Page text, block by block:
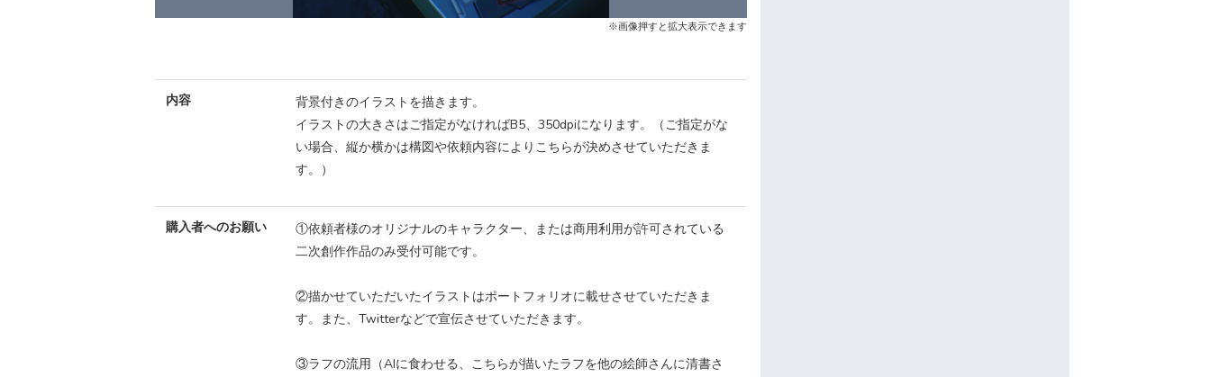
※画像押すと拡大表示できます
内容
背景付きのイラストを描きます。
イラストの大きさはご指定がなければB5、350dpiになります。（ご指定がな
い場合、縦か横かは構図や依頼内容によりこちらが決めさせていただきま
す。）
購入者へのお願い
①依頼者様のオリジナルのキャラクター、または商用利用が許可されている
二次創作作品のみ受付可能です。
②描かせていただいたイラストはポートフォリオに載せさせていただきま
す。また、Twitterなどで宣伝させていただきます。
③ラフの流用（AIに食わせる、こちらが描いたラフを他の絵師さんに清書さ